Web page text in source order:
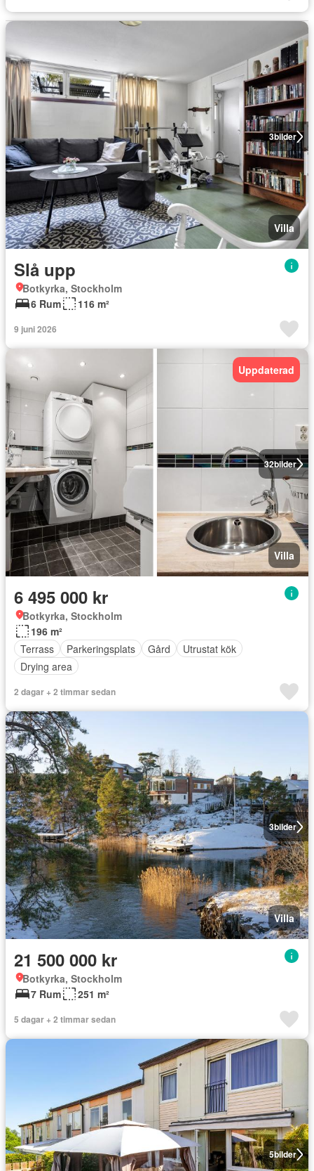
3bilder
Villa
Slå upp
Botkyrka, Stockholm
6 Rum
116 m²
9 juni 2026
32bilder
Uppdaterad
Villa
6 495 000 kr
Botkyrka, Stockholm
196 m²
Terrass
Parkeringsplats Gård
Utrustat kök
Drying area
2 dagar + 2 timmar sedan
3bilder
Villa
21 500 000 kr
Botkyrka, Stockholm
7 Rum
251 m²
5 dagar + 2 timmar sedan
5bilder